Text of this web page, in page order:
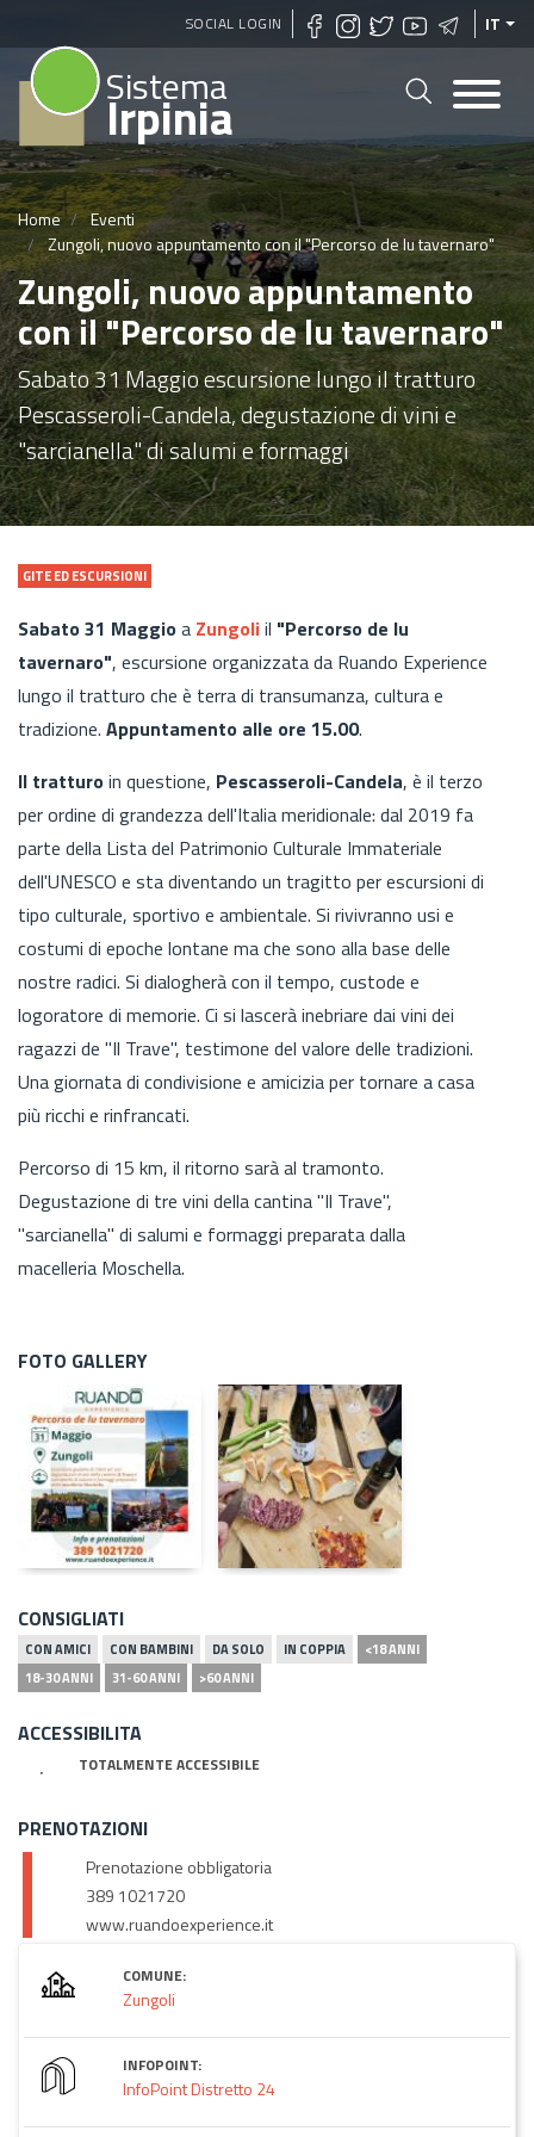
Salta
al
SOCIAL LOGIN IT
Sistema
Irpinia
Home
Eventi
Zungoli, nuovo appuntamento con il "Percorso de lu tavernaro"
Zungoli, nuovo appuntamento
con il "Percorso de lu tavernaro"
Sabato 31 Maggio escursione lungo il tratturo
Pescasseroli-Candela, degustazione di vini e
"sarcianella" di salumi e formaggi
GITE ED ESCURSIONI
Sabato 31 Maggioa Zungoliil "Percorso de lu
tavernaro", escursione organizzata da Ruando Experience
lungo il tratturo che è terra di transumanza, cultura e
tradizione. Appuntamento alle ore 15.00.
Il tratturoin questione, Pescasseroli-Candela, è il terzo
per ordine di grandezza dell'Italia meridionale: dal 2019 fa
parte della Lista del Patrimonio Culturale Immateriale
dell'UNESCO e sta diventando un tragitto per escursioni di
tipo culturale, sportivo e ambientale. Si rivivranno usi e
costumi di epoche lontane ma che sono alla base delle
nostre radici. Si dialogherà con il tempo, custode e
logoratore di memorie. Ci si lascerà inebriare dai vini dei
ragazzi de "Il Trave", testimone del valore delle tradizioni.
Una giornata di condivisione e amicizia per tornare a casa
più ricchi e rinfrancati.
Percorso di 15 km, il ritorno sarà al tramonto.
Degustazione di tre vini della cantina "Il Trave",
"sarcianella" di salumi e formaggi preparata dalla
macelleria Moschella.
FOTO GALLERY
CONSIGLIATI
CON AMICI CON BAMBINI DA SOLO IN COPPIA
<18 ANNI
18-30 ANNI
31-60 ANNI >60 ANNI
ACCESSIBILITA
TOTALMENTE ACCESSIBILE
PRENOTAZIONI
Prenotazione obbligatoria
389 1021720
www.ruandoexperience.it
COMUNE:
Zungoli
INFOPOINT:
InfoPoint Distretto 24